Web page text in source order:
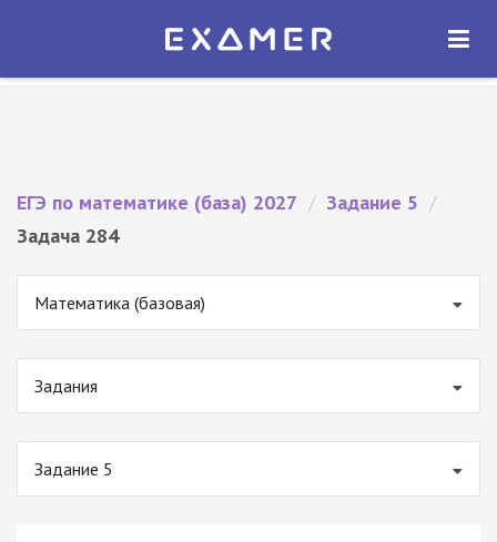
Экзамер — ЕГЭ 2027
ОТКРЫТЬ
ЕГЭ по математике (база) 2027 / Задание 5 /
Задача 284
Математика (базовая)
Задания
Задание 5